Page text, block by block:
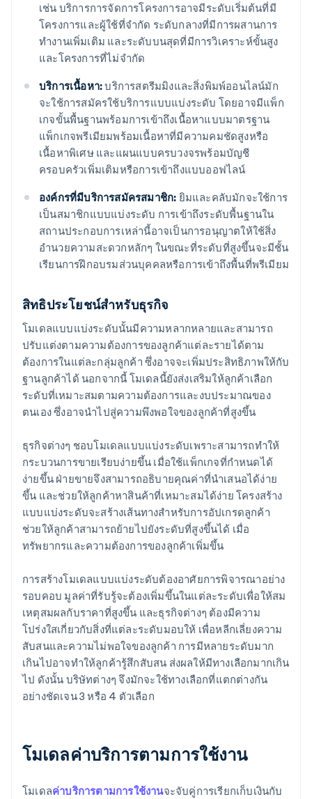
เช่น บริการการจัดการโครงการอาจมีระดับเริ่มต้นที่มี
โครงการและผู้ใช้ที่จำกัด ระดับกลางที่มีการผสานการ
ทำงานเพิ่มเติม และระดับบนสุดที่มีการวิเคราะห์ขั้นสูง
และโครงการที่ไม่จำกัด
บริการเนื้อหา:บริการสตรีมมิงและสิ่งพิมพ์ออนไลน์มัก
จะใช้การสมัครใช้บริการแบบแบ่งระดับ โดยอาจมีแพ็ก
เกจขั้นพื้นฐานพร้อมการเข้าถึงเนื้อหาแบบมาตรฐาน
แพ็กเกจพรีเมียมพร้อมเนื้อหาที่มีความคมชัดสูงหรือ
เนื้อหาพิเศษ และแผนแบบครบวงจรพร้อมบัญชี
ครอบครัวเพิ่มเติมหรือการเข้าถึงแบบออฟไลน์
องค์กรที่มีบริการสมัครสมาชิก: ยิมและคลับมักจะใช้การ
เป็นสมาชิกแบบแบ่งระดับ การเข้าถึงระดับพื้นฐานใน
สถานประกอบการเหล่านี้อาจเป็นการอนุญาตให้ใช้สิ่ง
อำนวยความสะดวกหลักๆ ในขณะที่ระดับที่สูงขึ้นจะมีชั้น
เรียนการฝึกอบรมส่วนบุคคลหรือการเข้าถึงพื้นที่พรีเมียม
สิทธิประโยชน์สำหรับธุรกิจ
โมเดลแบบแบ่งระดับนั้นมีความหลากหลายและสามารถ
ปรับแต่งตามความต้องการของลูกค้าแต่ละรายได้ตาม
ต้องการในแต่ละกลุ่มลูกค้า ซึ่งอาจจะเพิ่มประสิทธิภาพให้กับ
ฐานลูกค้าได้ นอกจากนี้ โมเดลนี้ยังส่งเสริมให้ลูกค้าเลือก
ระดับที่เหมาะสมตามความต้องการและงบประมาณของ
ตนเอง ซึ่งอาจนำไปสู่ความพึงพอใจของลูกค้าที่สูงขึ้น
ธุรกิจต่างๆ ชอบโมเดลแบบแบ่งระดับเพราะสามารถทำให้
กระบวนการขายเรียบง่ายขึ้น เมื่อใช้แพ็กเกจที่กำหนดได้
ง่ายขึ้น ฝ่ายขายจึงสามารถอธิบายคุณค่าที่นำเสนอได้ง่าย
ขึ้น และช่วยให้ลูกค้าหาสินค้าที่เหมาะสมได้ง่าย โครงสร้าง
แบบแบ่งระดับจะสร้างเส้นทางสำหรับการอัปเกรดลูกค้า
ช่วยให้ลูกค้าสามารถย้ายไปยังระดับที่สูงขึ้นได้ เมื่อ
ทรัพยากรและความต้องการของลูกค้าเพิ่มขึ้น
การสร้างโมเดลแบบแบ่งระดับต้องอาศัยการพิจารณาอย่าง
รอบคอบ มูลค่าที่รับรู้จะต้องเพิ่มขึ้นในแต่ละระดับเพื่อให้สม
เหตุสมผลกับราคาที่สูงขึ้น และธุรกิจต่างๆ ต้องมีความ
โปร่งใสเกี่ยวกับสิ่งที่แต่ละระดับมอบให้ เพื่อหลีกเลี่ยงความ
สับสนและความไม่พอใจของลูกค้า การมีหลายระดับมาก
เกินไปอาจทำให้ลูกค้ารู้สึกสับสน ส่งผลให้มีทางเลือกมากเกิน
ไป ดังนั้น บริษัทต่างๆ จึงมักจะใช้ทางเลือกที่แตกต่างกัน
อย่างชัดเจน 3 หรือ 4 ตัวเลือก
โมเดลค่าบริการตามการใช้งาน
โมเดลค่าบริการตามการใช้งานจะจับคู่การเรียกเก็บเงินกับ